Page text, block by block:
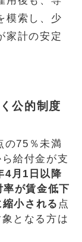
模索し、少
家計の安定
公的制度
の75％未満
給付金が支
4月1日以降
が賃金低下
小される 点
となる方は